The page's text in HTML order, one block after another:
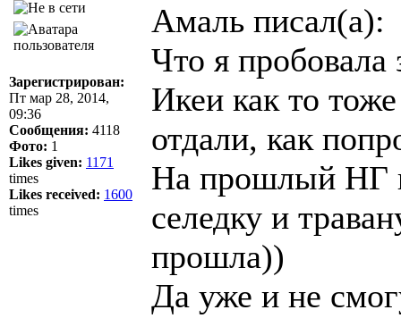
Зарегистрирован:
Пт мар 28, 2014,
09:36
Сообщения: 4118
Фото: 1
Likes given: 1171
times
Likes received: 1600
times
Амаль писал(а):
Что я пробовала
Икеи как то
отдали, как
На прошлый НГ
селедку и
прошла))
Да уже и не